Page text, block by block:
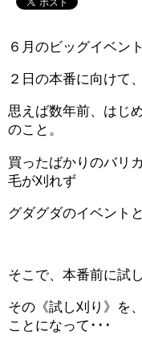
６月のビッグイベン
２日の本番に向けて
思えば数年前、はじ
のこと。
買ったばかりのバリ
毛が刈れず
グダグダのイベント
そこで、本番前に試
その《試し刈り》を
ことになって･･･